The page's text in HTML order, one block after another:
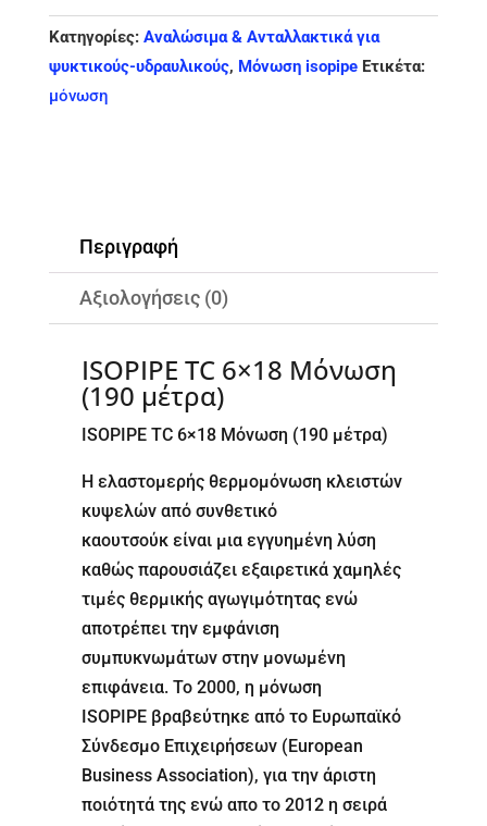
Μόνωση
(190
μέτρα)
ποσότητα
Κατηγορίες: Αναλώσιμα & Ανταλλακτικά για
ψυκτικούς-υδραυλικούς, Μόνωση isopipe Ετικέτα:
μόνωση
Περιγραφή
Αξιολογήσεις (0)
ISOPIPE TC 6×18 Μόνωση
(190 μέτρα)
ISOPIPE TC 6×18 Μόνωση (190 μέτρα)
Η ελαστομερής θερμομόνωση κλειστών
κυψελών από συνθετικό
καουτσούκ είναι μια εγγυημένη λύση
καθώς παρουσιάζει εξαιρετικά χαμηλές
τιμές θερμικής αγωγιμότητας ενώ
αποτρέπει την εμφάνιση
συμπυκνωμάτων στην μονωμένη
επιφάνεια. Το 2000, η μόνωση
ISOPIPE βραβεύτηκε από το Ευρωπαϊκό
Σύνδεσμο Επιχειρήσεων (European
Business Association), για την άριστη
ποιότητά της ενώ απο το 2012 η σειρά